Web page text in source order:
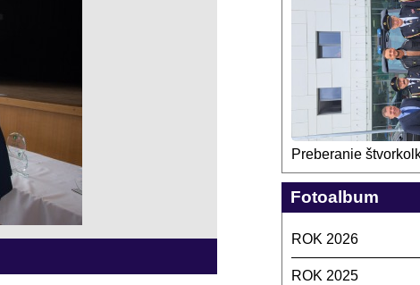
Preberanie
Fotoalbum
ROK 2026
ROK 2025